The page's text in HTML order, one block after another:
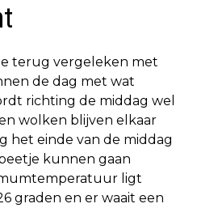
terug vergeleken met
de dag met wat
richting de middag wel
wolken blijven elkaar
het einde van de middag
kunnen gaan
ligt
graden en er waait een